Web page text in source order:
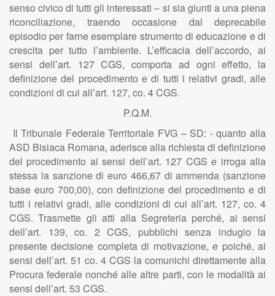
senso civico di tutti gli interessati – si sia giunti a una piena
riconciliazione, traendo occasione dal deprecabile
episodio per farne esemplare strumento di educazione e di
crescita per tutto l’ambiente. L’efficacia dell’accordo, ai
sensi dell’art. 127 CGS, comporta ad ogni effetto, la
definizione del procedimento e di tutti i relativi gradi, alle
condizioni di cui all’art. 127, co. 4 CGS.
P.Q.M.
Il Tribunale Federale Territoriale FVG – SD: - quanto alla
ASD Bisiaca Romana, aderisce alla richiesta di definizione
del procedimento ai sensi dell’art. 127 CGS e irroga alla
stessa la sanzione di euro 466,67 di ammenda (sanzione
base euro 700,00), con definizione del procedimento e di
tutti i relativi gradi, alle condizioni di cui all’art. 127, co. 4
CGS. Trasmette gli atti alla Segreteria perché, ai sensi
dell’art. 139, co. 2 CGS, pubblichi senza indugio la
presente decisione completa di motivazione, e poiché, ai
sensi dell’art. 51 co. 4 CGS la comunichi direttamente alla
Procura federale nonché alle altre parti, con le modalità ai
sensi dell’art. 53 CGS.